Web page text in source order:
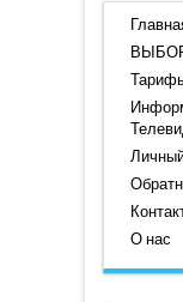
О нас